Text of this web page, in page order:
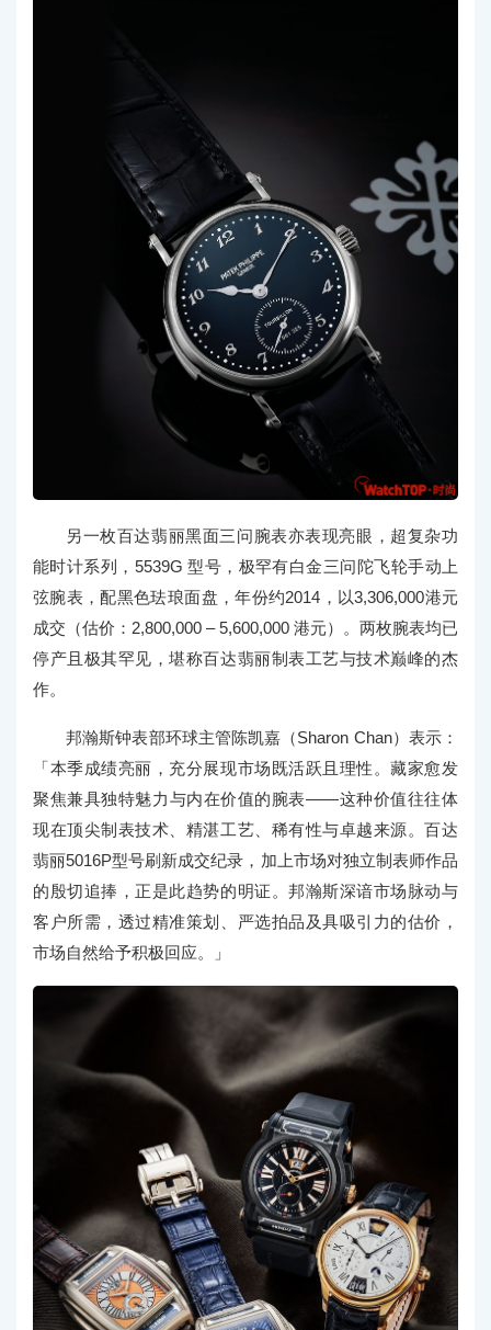
另一枚百达翡丽黑面三问腕表亦表现亮眼，超复杂功
能时计系列，5539G 型号，极罕有白金三问陀飞轮手动上
弦腕表，配黑色珐琅面盘，年份约2014，以3,306,000港元
成交（估价：2,800,000 – 5,600,000 港元）。两枚腕表均已
停产且极其罕见，堪称百达翡丽制表工艺与技术巅峰的杰
作。
邦瀚斯钟表部环球主管陈凯嘉（Sharon Chan）表示：
「本季成绩亮丽，充分展现市场既活跃且理性。藏家愈发
聚焦兼具独特魅力与内在价值的腕表——这种价值往往体
现在顶尖制表技术、精湛工艺、稀有性与卓越来源。百达
翡丽5016P型号刷新成交纪录，加上市场对独立制表师作品
的殷切追捧，正是此趋势的明证。邦瀚斯深谙市场脉动与
客户所需，透过精准策划、严选拍品及具吸引力的估价，
市场自然给予积极回应。」